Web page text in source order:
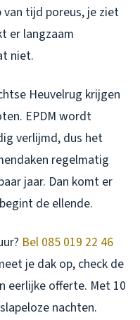
tijd poreus, je ziet
er langzaam
niet.
Heuvelrug krijgen
EPDM wordt
verlijmd, dus het
regelmatig
jaar. Dan komt er
de ellende.
Bel 085 019 22 46
je dak op, check de
eerlijke offerte. Met 10
nachten.